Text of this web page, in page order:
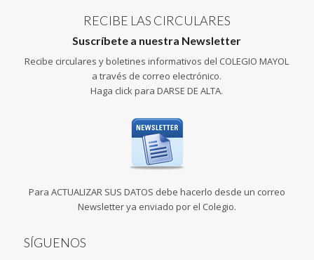
RECIBE LAS CIRCULARES
Suscríbete a nuestra Newsletter
Recibe circulares y boletines informativos del COLEGIO MAYOL
a través de correo electrónico.
Haga click para DARSE DE ALTA.
Para ACTUALIZAR SUS DATOS debe hacerlo desde un correo
Newsletter ya enviado por el Colegio.
SÍGUENOS